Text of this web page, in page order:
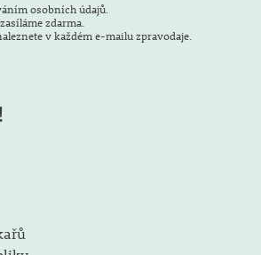
osobních údajů.
zdarma.
v každém e-mailu zpravodaje.